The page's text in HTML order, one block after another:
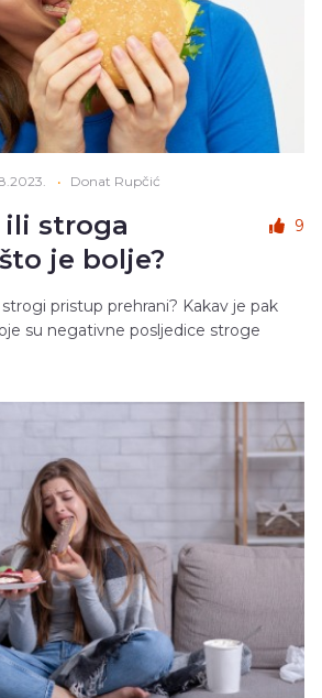
• Donat Rupčić
stroga
je bolje?
9
pristup prehrani? Kakav je pak
su negativne posljedice stroge